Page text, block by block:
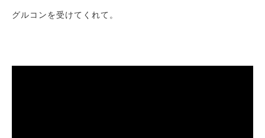
グルコンを受けてくれて。